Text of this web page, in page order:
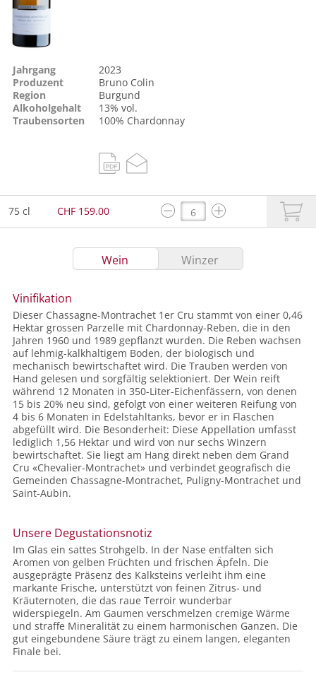
Jahrgang
2023
Produzent
Bruno Colin
Region
Burgund
Alkoholgehalt
13% vol.
Traubensorten
100% Chardonnay
75 cl CHF 159.00
Wein Winzer
Vinifikation
Dieser Chassagne-Montrachet 1er Cru stammt von einer 0,46
Hektar grossen Parzelle mit Chardonnay-Reben, die in den
Jahren 1960 und 1989 gepflanzt wurden. Die Reben wachsen
auf lehmig-kalkhaltigem Boden, der biologisch und
mechanisch bewirtschaftet wird. Die Trauben werden von
Hand gelesen und sorgfältig selektioniert. Der Wein reift
während 12 Monaten in 350-Liter-Eichenfässern, von denen
15 bis 20% neu sind, gefolgt von einer weiteren Reifung von
4 bis 6 Monaten in Edelstahltanks, bevor er in Flaschen
abgefüllt wird. Die Besonderheit: Diese Appellation umfasst
lediglich 1,56 Hektar und wird von nur sechs Winzern
bewirtschaftet. Sie liegt am Hang direkt neben dem Grand
Cru «Chevalier-Montrachet» und verbindet geografisch die
Gemeinden Chassagne-Montrachet, Puligny-Montrachet und
Saint-Aubin.
Unsere Degustationsnotiz
Im Glas ein sattes Strohgelb. In der Nase entfalten sich
Aromen von gelben Früchten und frischen Äpfeln. Die
ausgeprägte Präsenz des Kalksteins verleiht ihm eine
markante Frische, unterstützt von feinen Zitrus- und
Kräuternoten, die das raue Terroir wunderbar
widerspiegeln. Am Gaumen verschmelzen cremige Wärme
und straffe Mineralität zu einem harmonischen Ganzen. Die
gut eingebundene Säure trägt zu einem langen, eleganten
Finale bei.